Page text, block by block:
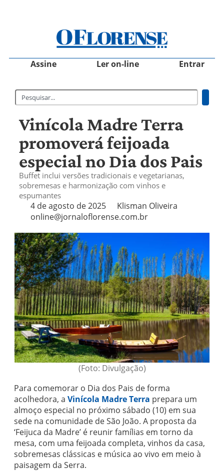
Assine Ler on-line Entrar
Vinícola Madre Terra
promoverá feijoada
especial no Dia dos Pais
Buffet inclui versões tradicionais e vegetarianas,
sobremesas e harmonização com vinhos e
espumantes
4 de agosto de 2025
Klisman Oliveira
online@jornaloflorense.com.br
(Foto: Divulgação)
Para comemorar o Dia dos Pais de forma
acolhedora, a Vinícola Madre Terra prepara um
almoço especial no próximo sábado (10) em sua
sede na comunidade de São João. A proposta da
‘Feijuca da Madre’ é reunir famílias em torno da
mesa, com uma feijoada completa, vinhos da casa,
sobremesas clássicas e música ao vivo em meio à
paisagem da Serra.